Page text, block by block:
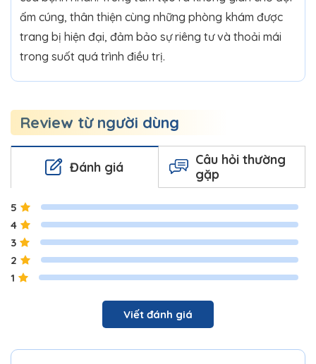
ấm cúng, thân thiện cùng những phòng khám được
trang bị hiện đại, đảm bảo sự riêng tư và thoải mái
trong suốt quá trình điều trị.
Review từ người dùng
Đánh giá
Câu hỏi thường
gặp
5
4
3
2
1
Viết đánh giá